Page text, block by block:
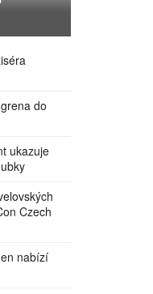
do
ukazuje
Czech
nabízí